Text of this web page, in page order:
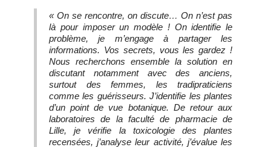
« On se rencontre, on discute… On n’est pas
là pour imposer un modèle ! On identifie le
problème, je m’engage à partager les
informations. Vos secrets, vous les gardez !
Nous recherchons ensemble la solution en
discutant notamment avec des anciens,
surtout des femmes, les tradipraticiens
comme les guérisseurs. J’identifie les plantes
d’un point de vue botanique. De retour aux
laboratoires de la faculté de pharmacie de
Lille, je vérifie la toxicologie des plantes
recensées, j’analyse leur activité, j’évalue les